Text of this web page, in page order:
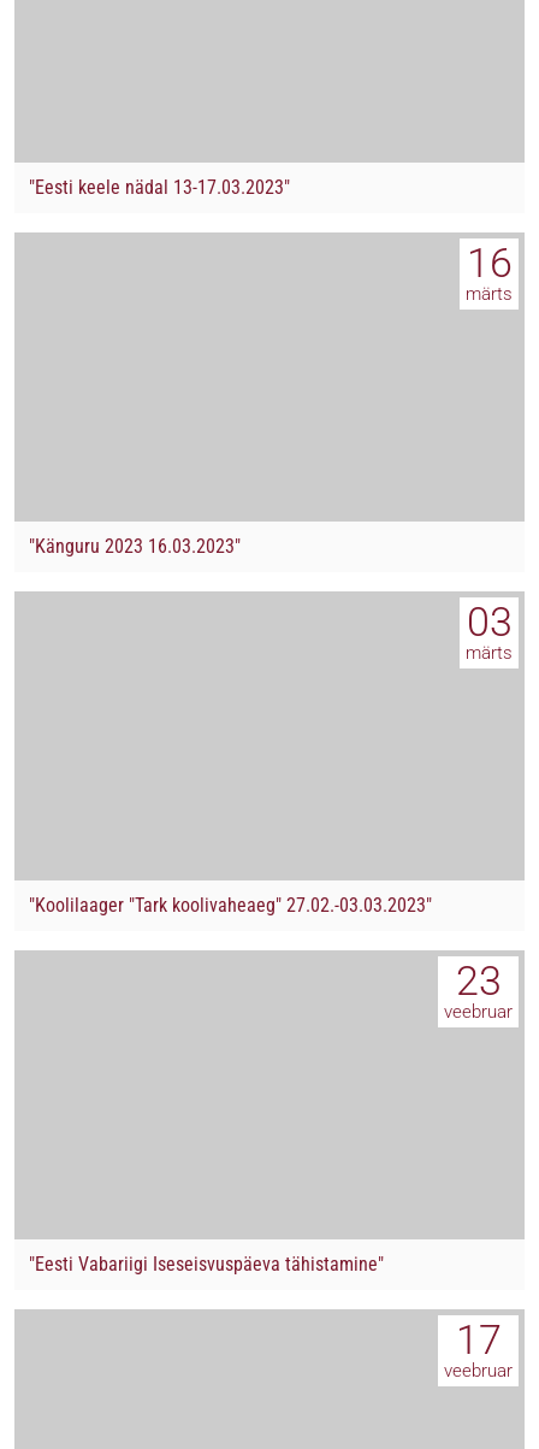
"Eesti keele nädal 13-17.03.2023"
16
märts
"Känguru 2023 16.03.2023"
03
märts
"Koolilaager "Tark koolivaheaeg" 27.02.-03.03.2023"
23
veebruar
"Eesti Vabariigi Iseseisvuspäeva tähistamine"
17
veebruar